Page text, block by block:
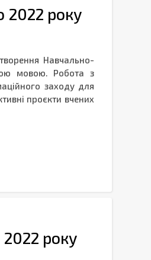
2022 року
Навчально-
мовою. Робота з
заходу для
проєкти вчених
2022 року